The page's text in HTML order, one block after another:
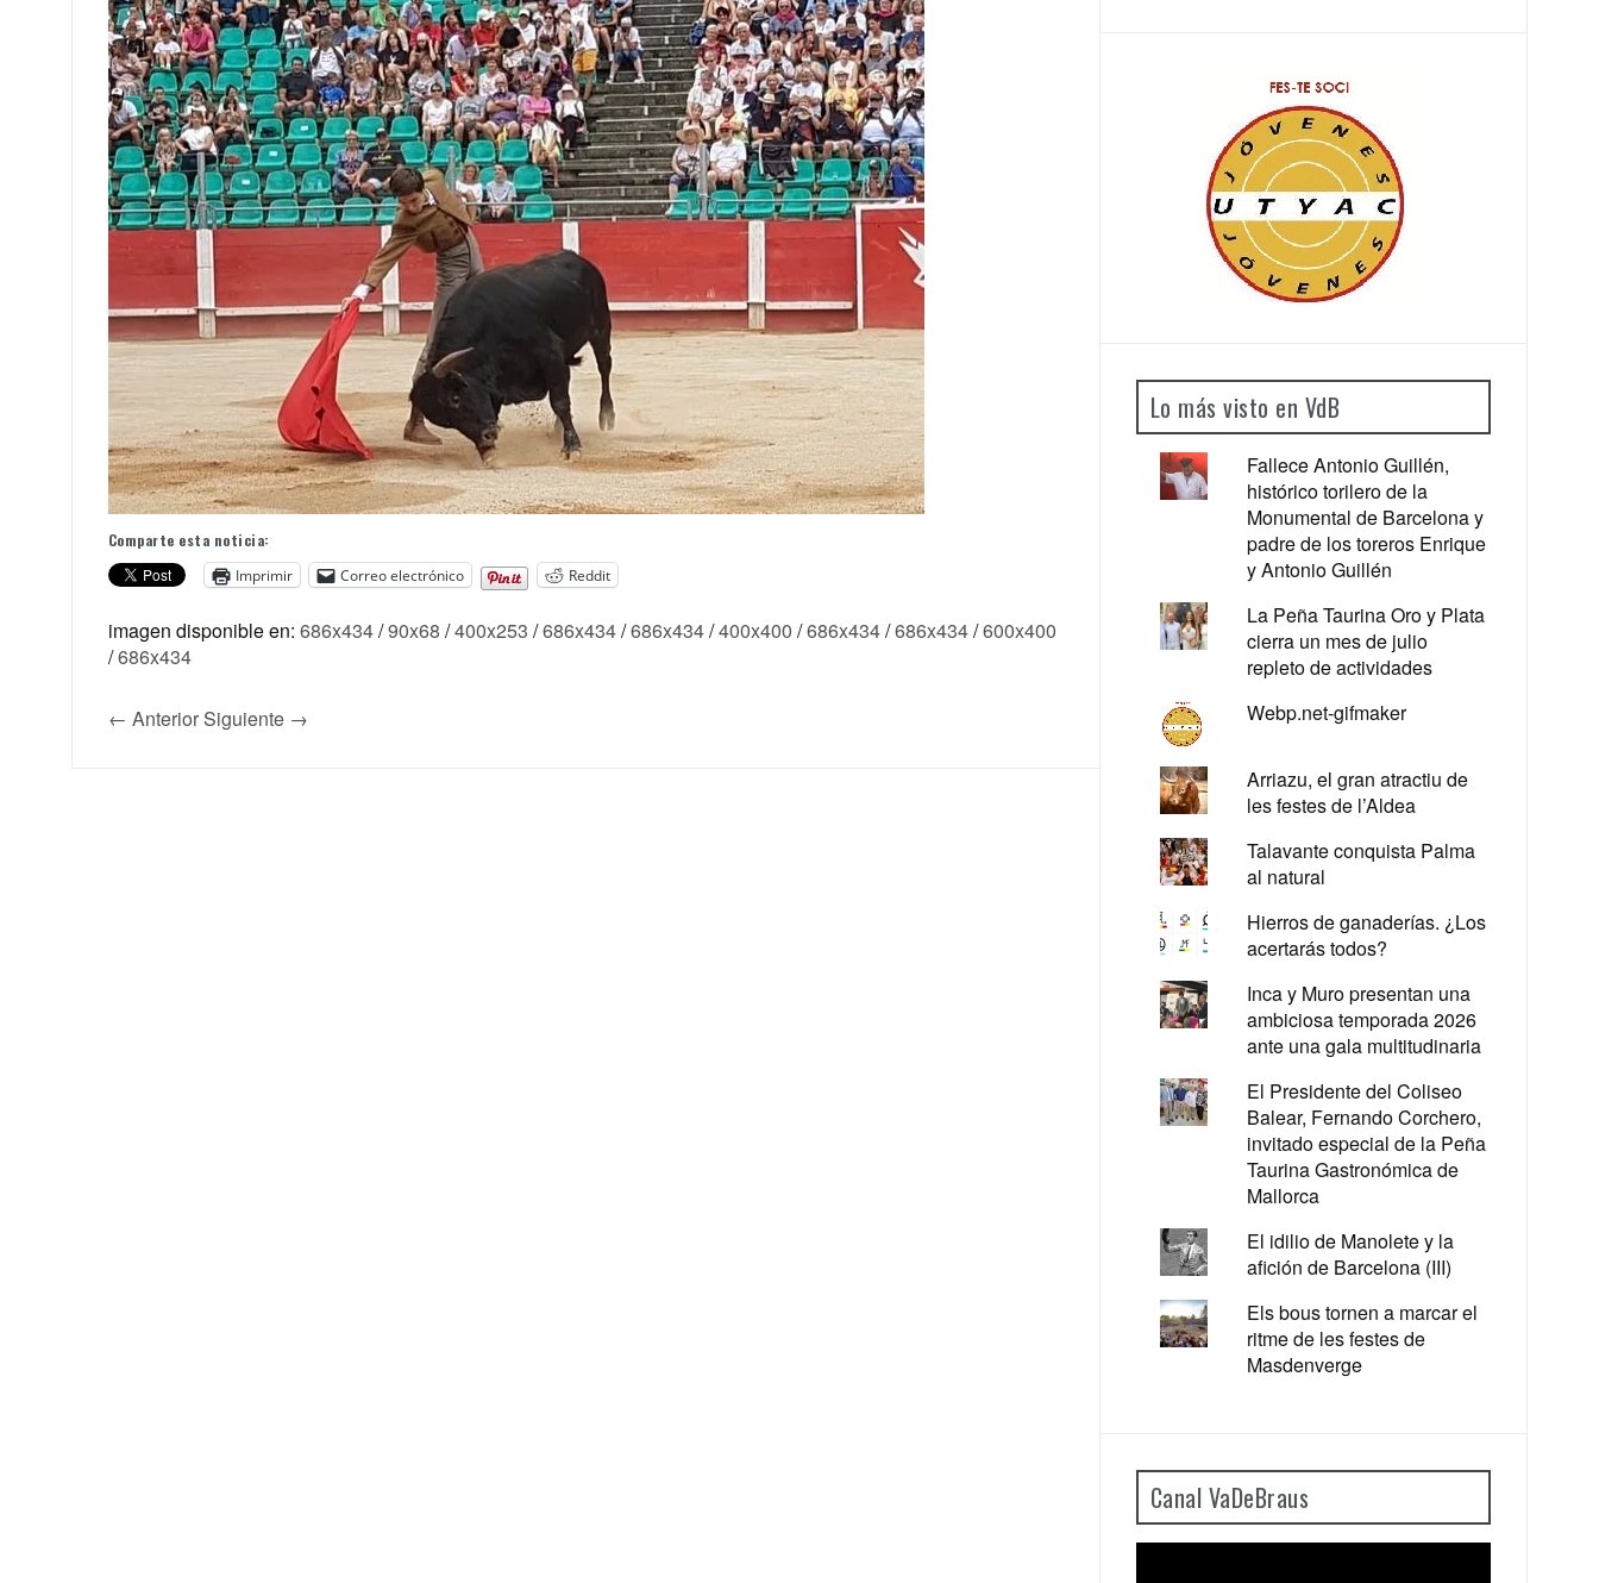
Comparte esta noticia:
Imprimir
Correo electrónico Reddit
imagen disponible en: 686x434/90x68 /400x253 /686x434/686x434/400x400 /686x434/686x434/600x400
/686x434
← Anterior Siguiente →
Lo más visto en VdB
Fallece Antonio Guillén,
histórico torilero de la
Monumental de Barcelona y
padre de los toreros Enrique
y Antonio Guillén
La Peña Taurina Oro y Plata
cierra un mes de julio
repleto de actividades
Webp.net-gifmaker
Arriazu, el gran atractiu de
les festes de l’Aldea
Talavante conquista Palma
al natural
Hierros de ganaderías. ¿Los
acertarás todos?
Inca y Muro presentan una
ambiciosa temporada 2026
ante una gala multitudinaria
El Presidente del Coliseo
Balear, Fernando Corchero,
invitado especial de la Peña
Taurina Gastronómica de
Mallorca
El idilio de Manolete y la
afición de Barcelona (III)
Els bous tornen a marcar el
ritme de les festes de
Masdenverge
Canal VaDeBraus